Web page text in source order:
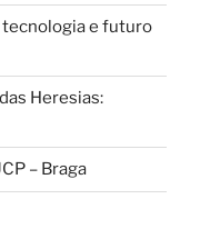
tecnologia e futuro
Heresias:
– Braga